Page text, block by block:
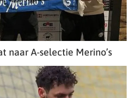
naar A-selectie Merino’s